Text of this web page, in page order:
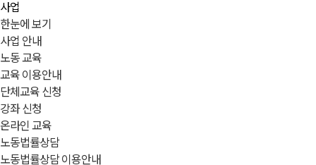
사업
한눈에 보기
사업 안내
노동 교육
교육 이용안내
단체교육 신청
강좌 신청
온라인 교육
노동법률상담
노동법률상담 이용안내